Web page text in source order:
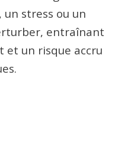
stress ou un
entraînant
et un risque accru